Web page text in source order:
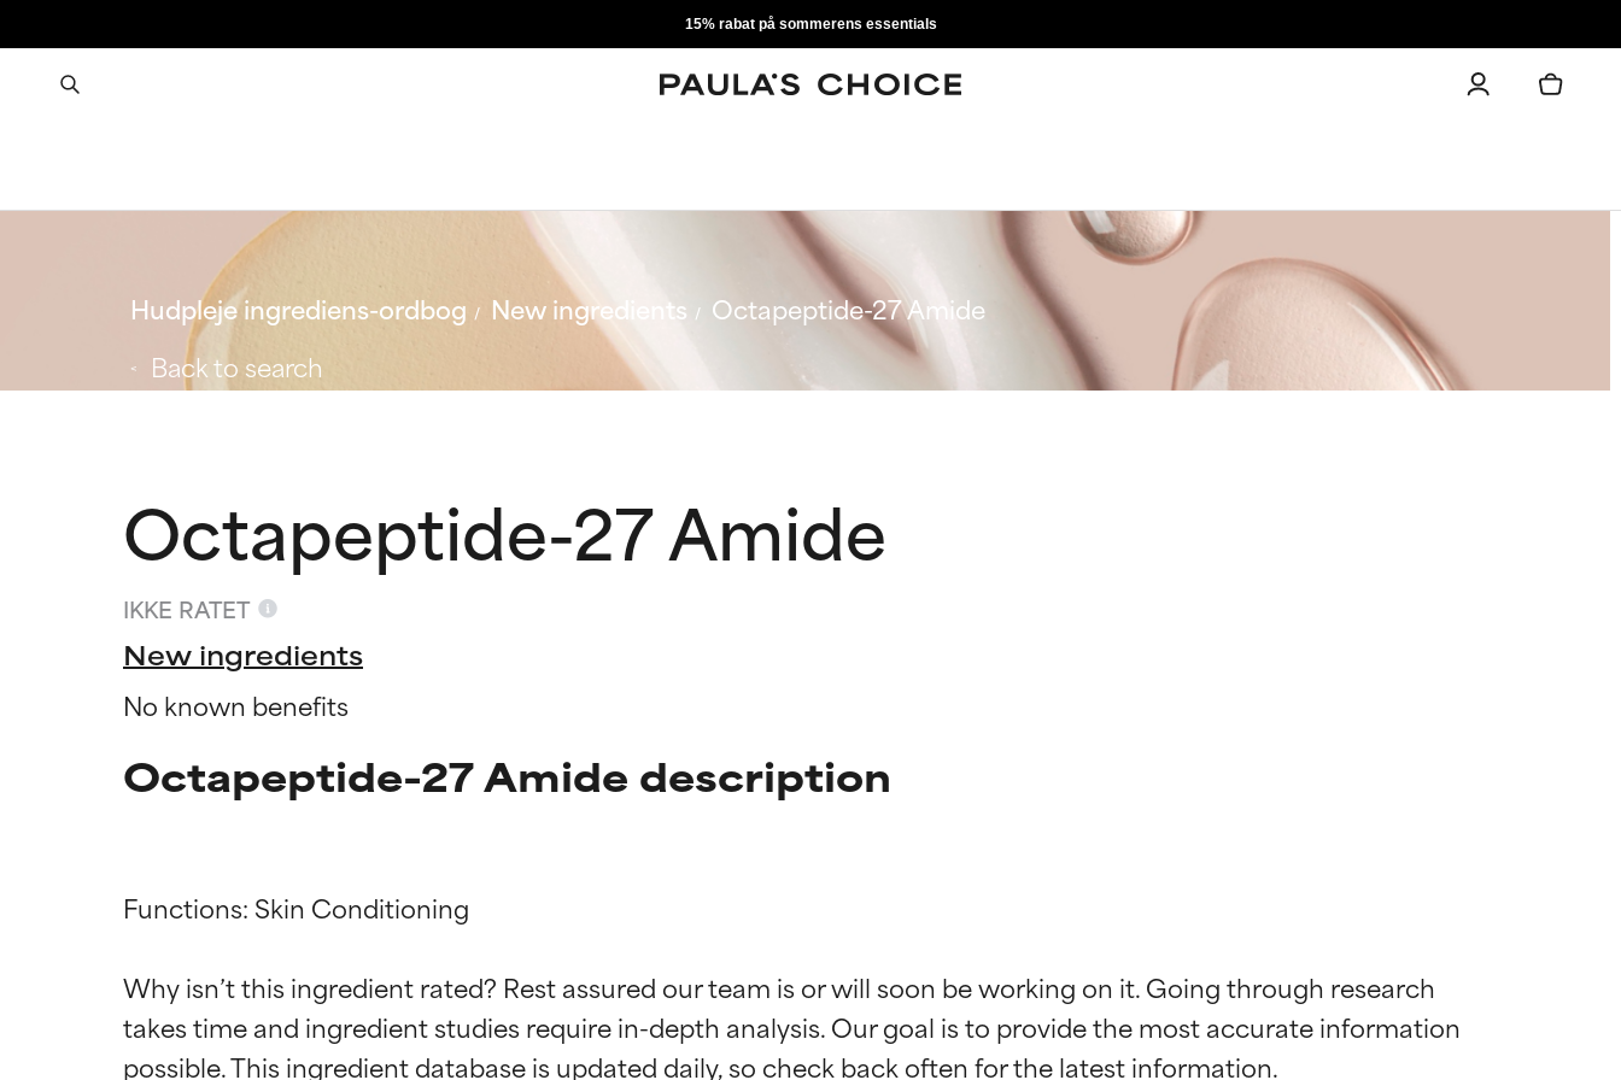
15% rabat på sommerens essentials
Hudpleje ingrediens-ordbog New ingredients
Octapeptide-27 Amide
Back to search
Octapeptide-27 Amide
IKKE RATET
New ingredients
No known benefits
Octapeptide-27 Amide description
Functions: Skin Conditioning
Why isn’t this ingredient rated? Rest assured our team is or will soon be working on it. Going through research
takes time and ingredient studies require in-depth analysis. Our goal is to provide the most accurate information
Ratings af ingredienser
BEDST
Ratings af ingredienser
BEDST